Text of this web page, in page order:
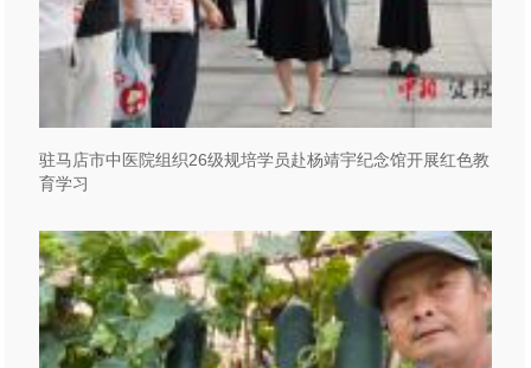
驻马店市中医院组织26级规培学员赴杨靖宇纪念馆开展红色教
育学习